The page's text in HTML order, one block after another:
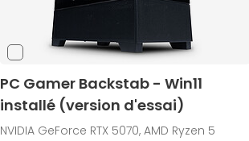
PC Gamer Backstab - Win11
installé (version d'essai)
NVIDIA GeForce RTX 5070, AMD Ryzen 5